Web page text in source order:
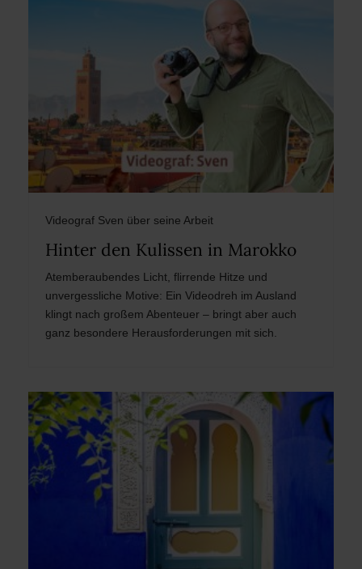
Videograf Sven über seine Arbeit
Hinter den Kulissen in Marokko
Atemberaubendes Licht, flirrende Hitze und
unvergessliche Motive: Ein Videodreh im Ausland
klingt nach großem Abenteuer – bringt aber auch
ganz besondere Herausforderungen mit sich.